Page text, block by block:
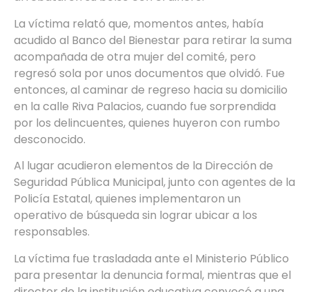
La víctima relató que, momentos antes, había
acudido al Banco del Bienestar para retirar la suma
acompañada de otra mujer del comité, pero
regresó sola por unos documentos que olvidó. Fue
entonces, al caminar de regreso hacia su domicilio
en la calle Riva Palacios, cuando fue sorprendida
por los delincuentes, quienes huyeron con rumbo
desconocido.
Al lugar acudieron elementos de la Dirección de
Seguridad Pública Municipal, junto con agentes de la
Policía Estatal, quienes implementaron un
operativo de búsqueda sin lograr ubicar a los
responsables.
La víctima fue trasladada ante el Ministerio Público
para presentar la denuncia formal, mientras que el